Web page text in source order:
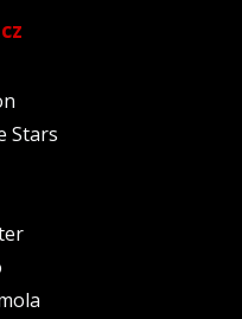
Stars